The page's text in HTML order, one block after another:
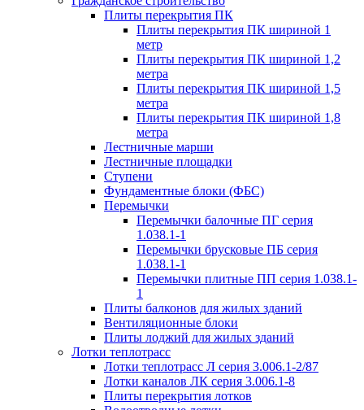
Плиты перекрытия ПК
Плиты перекрытия ПК шириной 1
метр
Плиты перекрытия ПК шириной 1,2
метра
Плиты перекрытия ПК шириной 1,5
метра
Плиты перекрытия ПК шириной 1,8
метра
Лестничные марши
Лестничные площадки
Ступени
Фундаментные блоки (ФБС)
Перемычки
Перемычки балочные ПГ серия
1.038.1-1
Перемычки брусковые ПБ серия
1.038.1-1
Перемычки плитные ПП серия 1.038.1-
1
Плиты балконов для жилых зданий
Вентиляционные блоки
Плиты лоджий для жилых зданий
Лотки теплотрасс
Лотки теплотрасс Л серия 3.006.1-2/87
Лотки каналов ЛК серия 3.006.1-8
Плиты перекрытия лотков